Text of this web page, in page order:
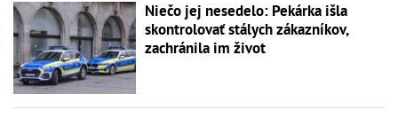
Niečo jej nesedelo: Pekárka išla
skontrolovať stálych zákazníkov,
zachránila im život